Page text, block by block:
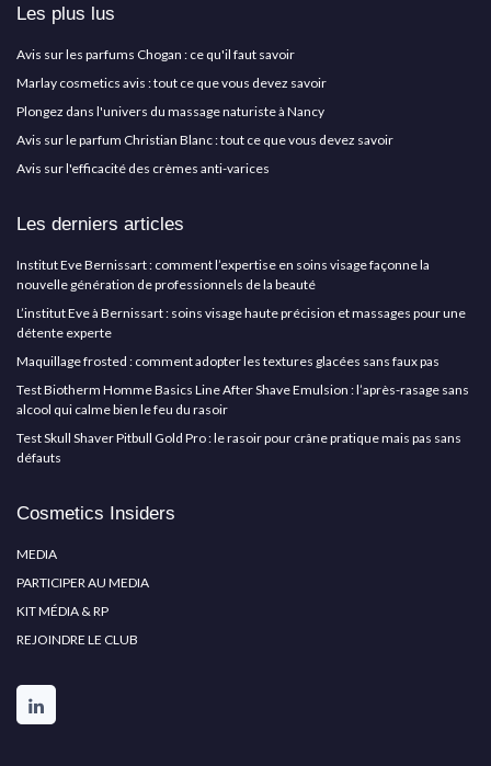
Les plus lus
Avis sur les parfums Chogan : ce qu'il faut savoir
Marlay cosmetics avis : tout ce que vous devez savoir
Plongez dans l'univers du massage naturiste à Nancy
Avis sur le parfum Christian Blanc : tout ce que vous devez savoir
Avis sur l'efficacité des crèmes anti-varices
Les derniers articles
Institut Eve Bernissart : comment l’expertise en soins visage façonne la
nouvelle génération de professionnels de la beauté
L’institut Eve à Bernissart : soins visage haute précision et massages pour une
détente experte
Maquillage frosted : comment adopter les textures glacées sans faux pas
Test Biotherm Homme Basics Line After Shave Emulsion : l’après-rasage sans
alcool qui calme bien le feu du rasoir
Test Skull Shaver Pitbull Gold Pro : le rasoir pour crâne pratique mais pas sans
défauts
Cosmetics Insiders
MEDIA
PARTICIPER AU MEDIA
KIT MÉDIA & RP
REJOINDRE LE CLUB